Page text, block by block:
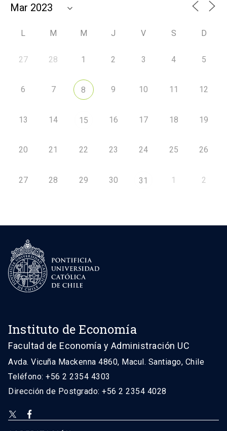
L M M J V S D
27 28 1 2 3 4 5
6 7 8 9 10 11 12
13 14 15 16 17 18 19
20 21 22 23 24 25 26
27 28 29 30 31 1 2
Instituto de Economía
Facultad de Economía y Administración UC
Avda. Vicuña Mackenna 4860, Macul. Santiago, Chile
Teléfono: +56 2 2354 4303
Dirección de Postgrado: +56 2 2354 4028